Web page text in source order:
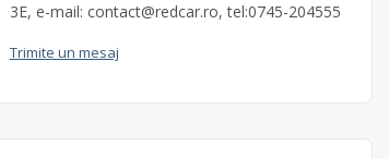
3E, e-mail: contact@redcar.ro, tel:0745-204555
Trimite un mesaj